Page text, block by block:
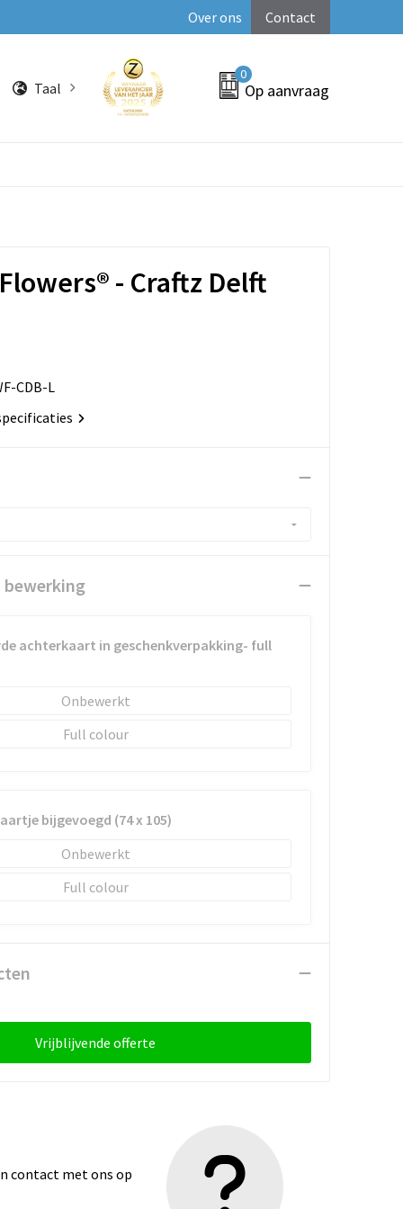
Over ons Contact
Taal
0
Op aanvraag
- Craftz Delft
CDB-L
bewerking
achterkaart in geschenkverpakking- full
Onbewerkt
Full colour
bijgevoegd (74 x 105)
Onbewerkt
Full colour
Vrijblijvende offerte
contact met ons op